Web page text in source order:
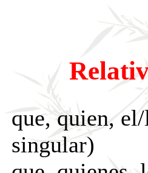
que, quien,
singular)